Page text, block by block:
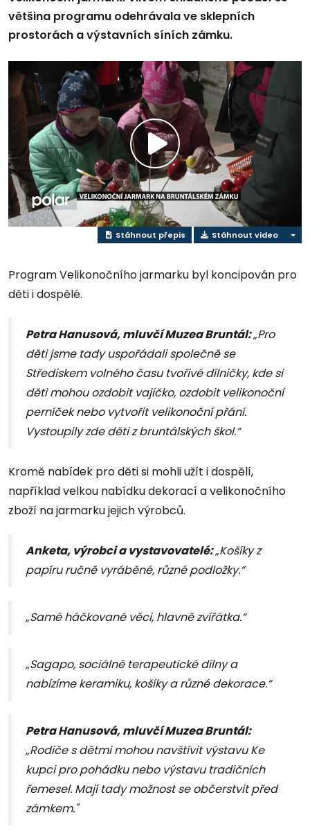
většina programu odehrávala ve sklepních
prostorách a výstavních síních zámku.
Přehrát
video
Stáhnout přepis Stáhnout video
Program Velikonočního jarmarku byl koncipován pro
děti i dospělé.
Petra Hanusová, mluvčí Muzea Bruntál:„Pro
děti jsme tady uspořádali společně se
Střediskem volného času tvořivé dílničky, kde si
děti mohou ozdobit vajíčko, ozdobit velikonoční
perníček nebo vytvořit velikonoční přání.
Vystoupily zde děti z bruntálských škol.“
Kromě nabídek pro děti si mohli užít i dospělí,
například velkou nabídku dekorací a velikonočního
zboží na jarmarku jejich výrobců.
Anketa, výrobci a vystavovatelé:„Košíky z
papíru ručně vyráběné, různé podložky.“
„Samé háčkované věci, hlavně zvířátka.“
„Sagapo, sociálně terapeutické dílny a
nabízíme keramiku, košíky a různé dekorace.“
Petra Hanusová, mluvčí Muzea Bruntál:
„Rodiče s dětmi mohou navštívit výstavu Ke
kupci pro pohádku nebo výstavu tradičních
řemesel. Mají tady možnost se občerstvit před
zámkem."